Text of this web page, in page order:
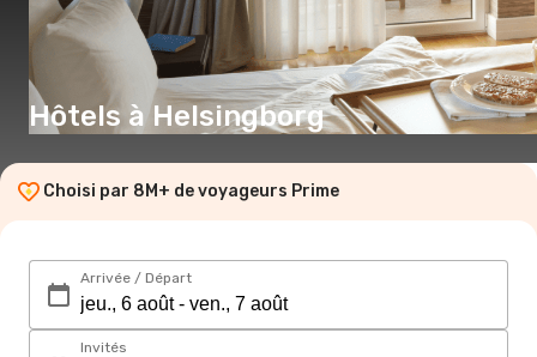
Hôtels à Helsingborg
Choisi par 8M+ de voyageurs Prime
Arrivée / Départ
Invités